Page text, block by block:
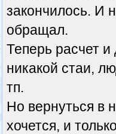
закончилось. И
обращал.
Теперь расчет
никакой стаи,
тп.
Но вернуться в
хочется, и